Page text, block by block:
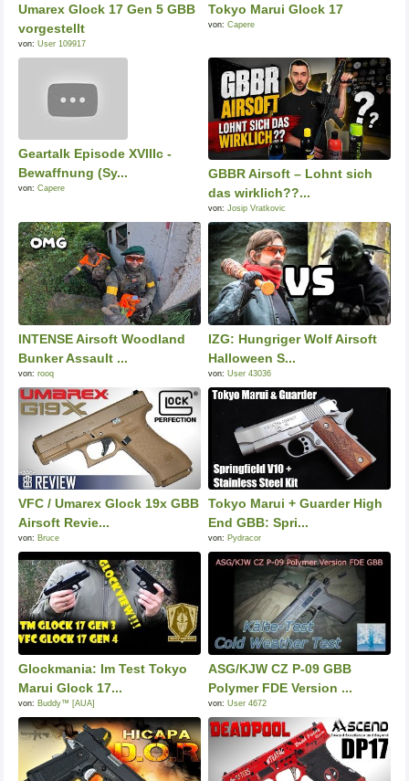
Umarex Glock 17 Gen 5 GBB
vorgestellt
von: User 109917
Tokyo Marui Glock 17
von: Capere
Geartalk Episode XVIIIc -
Bewaffnung (Sy...
von: Capere
GBBR Airsoft – Lohnt sich
das wirklich??...
von: Josip Vratkovic
INTENSE Airsoft Woodland
Bunker Assault ...
von: rooq
IZG: Hungriger Wolf Airsoft
Halloween S...
von: User 43036
VFC / Umarex Glock 19x GBB
Airsoft Revie...
von: Bruce
Tokyo Marui + Guarder High
End GBB: Spri...
von: Pydracor
Glockmania: Im Test Tokyo
Marui Glock 17...
von: Buddy™ [AUA]
ASG/KJW CZ P-09 GBB
Polymer FDE Version ...
von: User 4672